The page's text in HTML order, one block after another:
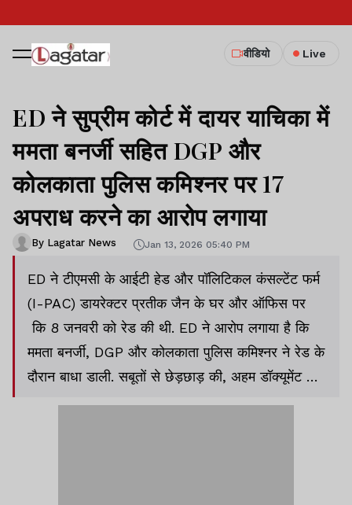
वीडियो Live
ED ने सुप्रीम कोर्ट में दायर याचिका में
ममता बनर्जी सहित DGP और
कोलकाता पुलिस कमिश्नर पर 17
अपराध करने का आरोप लगाया
By Lagatar News Jan 13, 2026 05:40 PM
ED ने टीएमसी के आईटी हेड और पॉलिटिकल कंसल्टेंट फर्म
(I-PAC) डायरेक्टर प्रतीक जैन के घर और ऑफिस पर
कि 8 जनवरी को रेड की थी. ED ने आरोप लगाया है कि
ममता बनर्जी, DGP और कोलकाता पुलिस कमिश्नर ने रेड के
दौरान बाधा डाली. सबूतों से छेड़छाड़ की, अहम डॉक्यूमेंट छीन